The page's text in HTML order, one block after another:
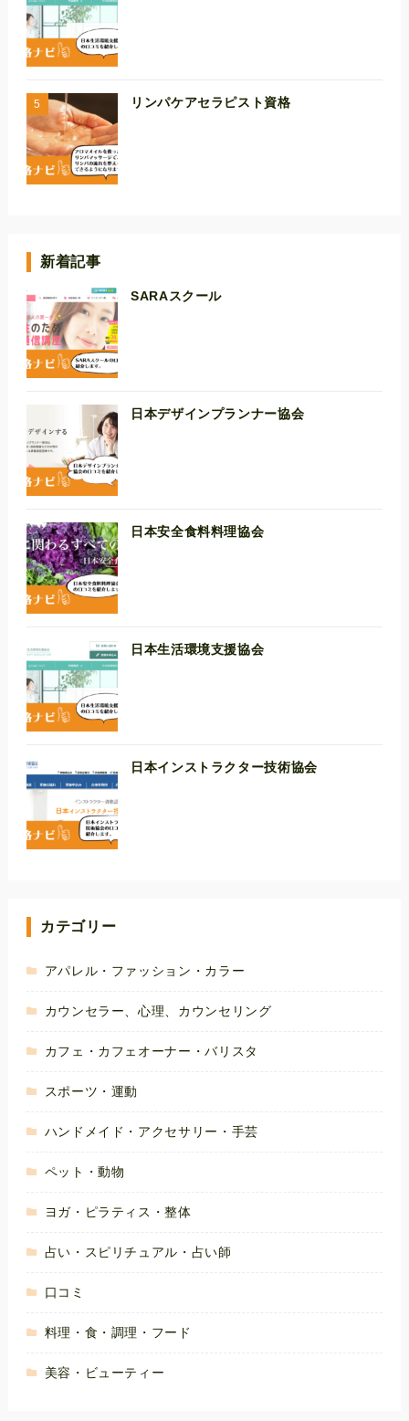
リンパケアセラピスト資格
新着記事
SARAスクール
日本デザインプランナー協会
日本安全食料料理協会
日本生活環境支援協会
日本インストラクター技術協会
カテゴリー
アパレル・ファッション・カラー
カウンセラー、心理、カウンセリング
カフェ・カフェオーナー・バリスタ
スポーツ・運動
ハンドメイド・アクセサリー・手芸
ペット・動物
ヨガ・ピラティス・整体
占い・スピリチュアル・占い師
口コミ
料理・食・調理・フード
美容・ビューティー